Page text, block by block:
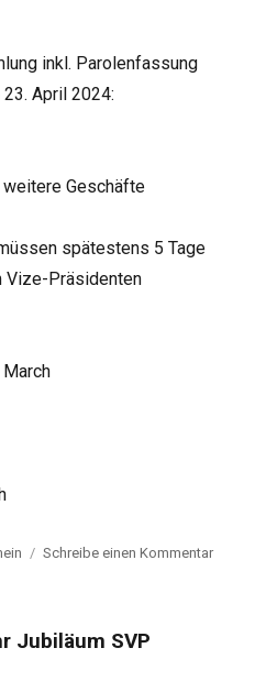
inkl. Parolenfassung
April 2024:
Geschäfte
spätestens 5 Tage
Vize-Präsidenten
Schreibe einen Kommentarzu
Jubiläum SVP